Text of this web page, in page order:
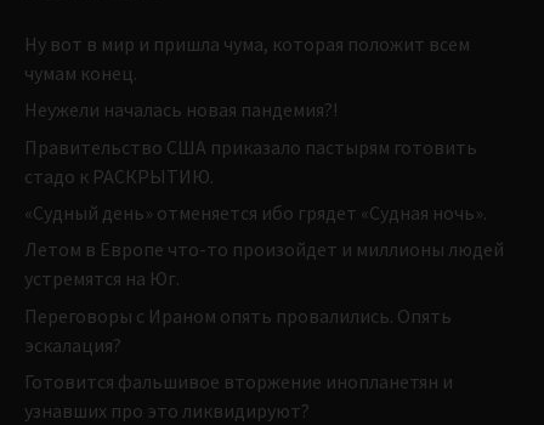
Ну вот в мир и пришла чума, которая положит всем
чумам конец.
Неужели началась новая пандемия?!
Правительство США приказало пастырям готовить
стадо к РАСКРЫТИЮ.
«Судный день» отменяется ибо грядет «Судная ночь».
Летом в Европе что-то произойдет и миллионы людей
устремятся на Юг.
Переговоры с Ираном опять провалились. Опять
эскалация?
Готовится фальшивое вторжение инопланетян и
узнавших про это ликвидируют?